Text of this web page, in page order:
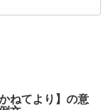
ねてより】の意